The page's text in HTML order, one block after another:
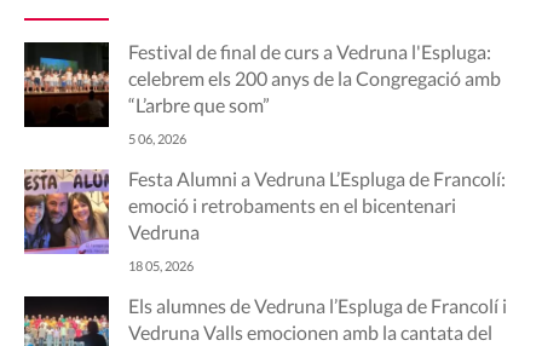
Festival de final de curs a Vedruna l'Espluga:
celebrem els 200 anys de la Congregació amb
“L’arbre que som”
5 06, 2026
Festa Alumni a Vedruna L’Espluga de Francolí:
emoció i retrobaments en el bicentenari
Vedruna
18 05, 2026
Els alumnes de Vedruna l’Espluga de Francolí i
Vedruna Valls emocionen amb la cantata del